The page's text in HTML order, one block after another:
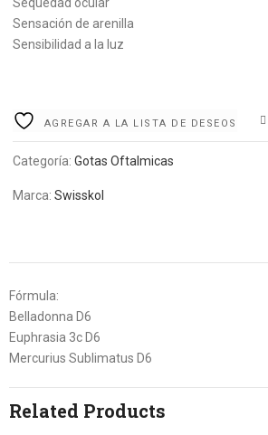
Sensación de arenilla
Sensibilidad a la luz
AGREGAR A LA LISTA DE DESEOS
Categoría:Gotas Oftalmicas
Marca:Swisskol
Fórmula:
Belladonna D6
Euphrasia 3c D6
Mercurius Sublimatus D6
Related Products